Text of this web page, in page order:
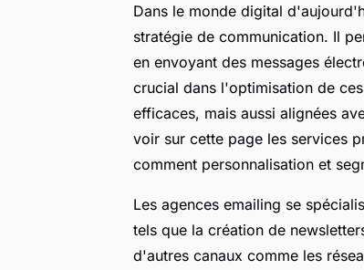
Dans le monde digital
stratégie de communication. Il
en envoyant des messages
crucial dans l'optimisation de
efficaces, mais aussi alignées
voir sur cette page les services
comment personnalisation et
Les agences emailing se
tels que la création de
d'autres canaux comme les